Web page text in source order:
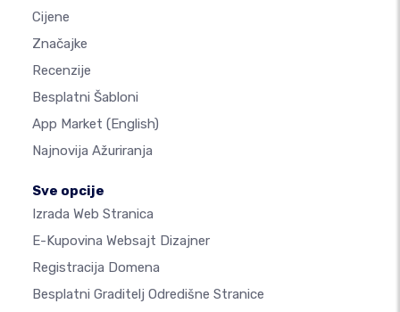
Cijene
Značajke
Recenzije
Besplatni Šabloni
App Market (English)
Najnovija Ažuriranja
Sve opcije
Izrada Web Stranica
E-Kupovina Websajt Dizajner
Registracija Domena
Besplatni Graditelj Odredišne Stranice